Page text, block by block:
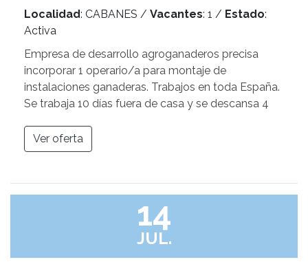
Localidad: CABANES / Vacantes: 1 / Estado:
Activa
Empresa de desarrollo agroganaderos precisa
incorporar 1 operario/a para montaje de
instalaciones ganaderas. Trabajos en toda España.
Se trabaja 10 días fuera de casa y se descansa 4
Ver oferta
14
JUL.